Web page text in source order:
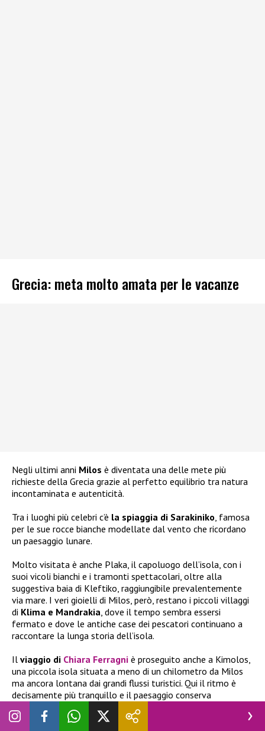
Grecia: meta molto amata per le vacanze
Negli ultimi anni Milos è diventata una delle mete più
richieste della Grecia grazie al perfetto equilibrio tra natura
incontaminata e autenticità.
Tra i luoghi più celebri c’è la spiaggia di Sarakiniko , famosa
per le sue rocce bianche modellate dal vento che ricordano
un paesaggio lunare.
Molto visitata è anche Plaka, il capoluogo dell’isola, con i
suoi vicoli bianchi e i tramonti spettacolari, oltre alla
suggestiva baia di Kleftiko, raggiungibile prevalentemente
via mare. I veri gioielli di Milos, però, restano i piccoli villaggi
di Klima e Mandrakia , dove il tempo sembra essersi
fermato e dove le antiche case dei pescatori continuano a
raccontare la lunga storia dell’isola.
Il viaggio di Chiara Ferragni è proseguito anche a Kimolos,
una piccola isola situata a meno di un chilometro da Milos
ma ancora lontana dai grandi flussi turistici. Qui il ritmo è
decisamente più tranquillo e il paesaggio conserva
un’atmosfera autentica. Tra le attrazioni più apprezzate ci
sono le spiagge di
Prassa e Bonatsa